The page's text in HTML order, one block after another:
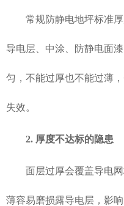
常规防静电地坪标准
导电层、中涂、防静电面
匀，不能过厚也不能过薄
失效。
2. 厚度不达标的隐患
面层过厚会覆盖导电
薄容易磨损露导电层，影